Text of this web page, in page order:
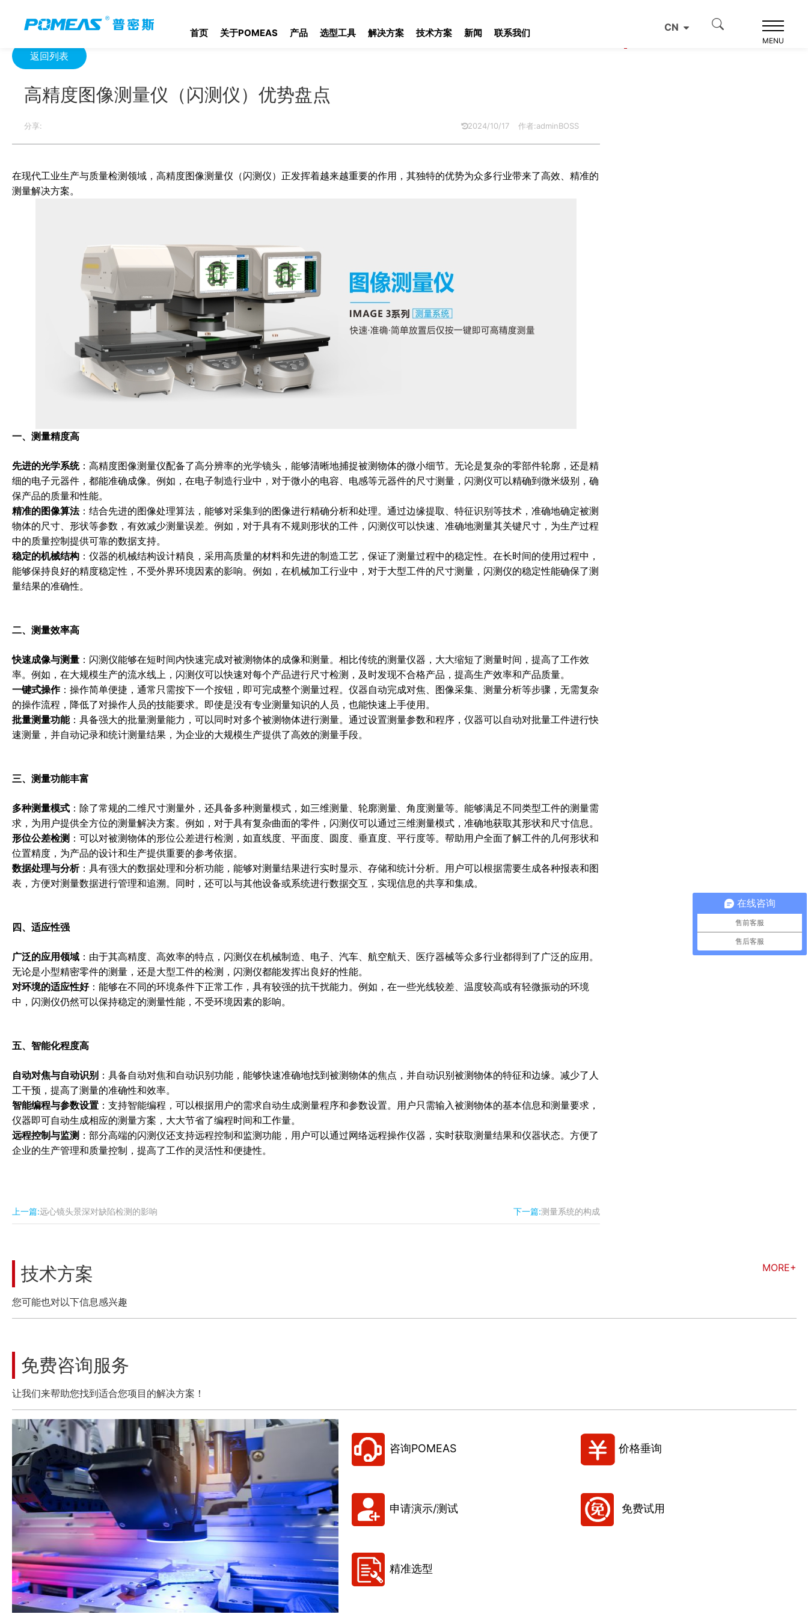
首页 关于POMEAS 产品 选型工具 解决方案 技术方案 新闻 联系我们 CN
MENU
返回列表
高精度图像测量仪（闪测仪）优势盘点
分享: 2024/10/17 作者:adminBOSS
在现代工业生产与质量检测领域，高精度图像测量仪（闪测仪）正发挥着越来越重要的作用，其独特的优势为众多行业带来了高效、精准的
测量解决方案。
一、测量精度高
先进的光学系统：高精度图像测量仪配备了高分辨率的光学镜头，能够清晰地捕捉被测物体的微小细节。无论是复杂的零部件轮廓，还是精
细的电子元器件，都能准确成像。例如，在电子制造行业中，对于微小的电容、电感等元器件的尺寸测量，闪测仪可以精确到微米级别，确
保产品的质量和性能。
精准的图像算法：结合先进的图像处理算法，能够对采集到的图像进行精确分析和处理。通过边缘提取、特征识别等技术，准确地确定被测
物体的尺寸、形状等参数，有效减少测量误差。例如，对于具有不规则形状的工件，闪测仪可以快速、准确地测量其关键尺寸，为生产过程
中的质量控制提供可靠的数据支持。
稳定的机械结构：仪器的机械结构设计精良，采用高质量的材料和先进的制造工艺，保证了测量过程中的稳定性。在长时间的使用过程中，
能够保持良好的精度稳定性，不受外界环境因素的影响。例如，在机械加工行业中，对于大型工件的尺寸测量，闪测仪的稳定性能确保了测
量结果的准确性。
二、测量效率高
快速成像与测量：闪测仪能够在短时间内快速完成对被测物体的成像和测量。相比传统的测量仪器，大大缩短了测量时间，提高了工作效
率。例如，在大规模生产的流水线上，闪测仪可以快速对每个产品进行尺寸检测，及时发现不合格产品，提高生产效率和产品质量。
一键式操作：操作简单便捷，通常只需按下一个按钮，即可完成整个测量过程。仪器自动完成对焦、图像采集、测量分析等步骤，无需复杂
的操作流程，降低了对操作人员的技能要求。即使是没有专业测量知识的人员，也能快速上手使用。
批量测量功能：具备强大的批量测量能力，可以同时对多个被测物体进行测量。通过设置测量参数和程序，仪器可以自动对批量工件进行快
速测量，并自动记录和统计测量结果，为企业的大规模生产提供了高效的测量手段。
三、测量功能丰富
多种测量模式：除了常规的二维尺寸测量外，还具备多种测量模式，如三维测量、轮廓测量、角度测量等。能够满足不同类型工件的测量需
求，为用户提供全方位的测量解决方案。例如，对于具有复杂曲面的零件，闪测仪可以通过三维测量模式，准确地获取其形状和尺寸信息。
形位公差检测 ：可以对被测物体的形位公差进行检测，如直线度、平面度、圆度、垂直度、平行度等。帮助用户全面了解工件的几何形状和
位置精度，为产品的设计和生产提供重要的参考依据。
数据处理与分析：具有强大的数据处理和分析功能，能够对测量结果进行实时显示、存储和统计分析。用户可以根据需要生成各种报表和图
表，方便对测量数据进行管理和追溯。同时，还可以与其他设备或系统进行数据交互，实现信息的共享和集成。
四、适应性强
广泛的应用领域：由于其高精度、高效率的特点，闪测仪在机械制造、电子、汽车、航空航天、医疗器械等众多行业都得到了广泛的应用。
无论是小型精密零件的测量，还是大型工件的检测，闪测仪都能发挥出良好的性能。
对环境的适应性好：能够在不同的环境条件下正常工作，具有较强的抗干扰能力。例如，在一些光线较差、温度较高或有轻微振动的环境
中，闪测仪仍然可以保持稳定的测量性能，不受环境因素的影响。
五、智能化程度高
自动对焦与自动识别 ：具备自动对焦和自动识别功能，能够快速准确地找到被测物体的焦点，并自动识别被测物体的特征和边缘。减少了人
工干预，提高了测量的准确性和效率。
智能编程与参数设置：支持智能编程，可以根据用户的需求自动生成测量程序和参数设置。用户只需输入被测物体的基本信息和测量要求，
仪器即可自动生成相应的测量方案，大大节省了编程时间和工作量。
远程控制与监测 ：部分高端的闪测仪还支持远程控制和监测功能，用户可以通过网络远程操作仪器，实时获取测量结果和仪器状态。方便了
企业的生产管理和质量控制，提高了工作的灵活性和便捷性。
上一篇:远心镜头景深对缺陷检测的影响 下一篇:测量系统的构成
技术方案 MORE+
您可能也对以下信息感兴趣
免费咨询服务
让我们来帮助您找到适合您项目的解决方案！
咨询POMEAS 价格垂询
申请演示/测试 免费试用
精准选型
在线咨询
售前客服
售后客服